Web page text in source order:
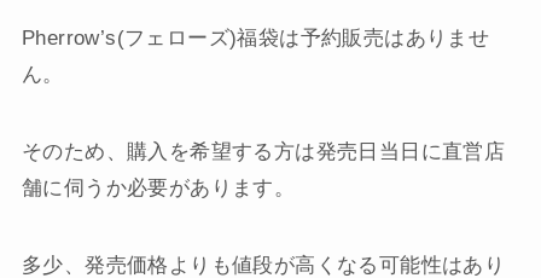
Pherrow’s(フェローズ)福袋は予約販売はありませ
ん。
そのため、購入を希望する方は発売日当日に直営店
舗に伺うか必要があります。
多少、発売価格よりも値段が高くなる可能性はあり